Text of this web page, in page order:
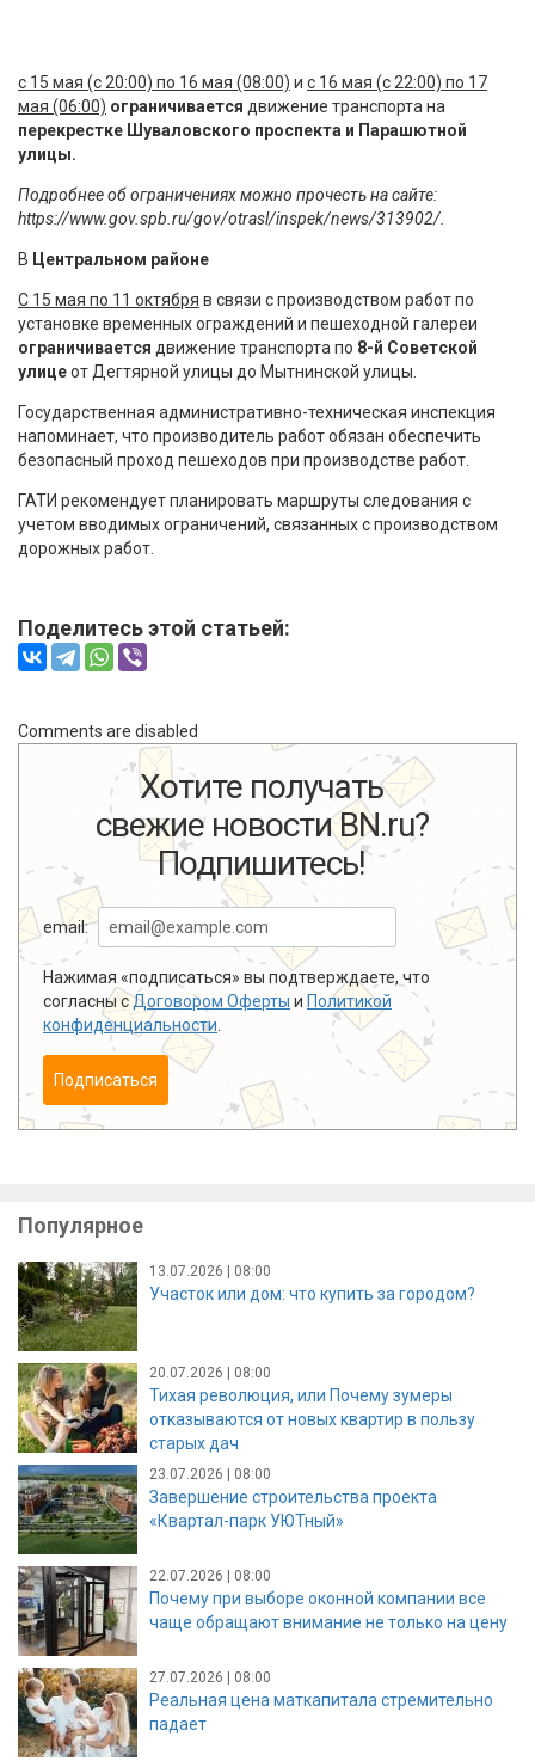
с 15 мая (с 20:00) по 16 мая (08:00) и с 16 мая (с 22:00) по 17
мая (06:00) ограничивается движение транспорта на
перекрестке Шуваловского проспекта и Парашютной
улицы.
Подробнее об ограничениях можно прочесть на сайте:
https://www.gov.spb.ru/gov/otrasl/inspek/news/313902/.
В Центральном районе
С 15 мая по 11 октября в связи с производством работ по
установке временных ограждений и пешеходной галереи
ограничивается движение транспорта по 8-й Советской
улицеот Дегтярной улицы до Мытнинской улицы.
Государственная административно-техническая инспекция
напоминает, что производитель работ обязан обеспечить
безопасный проход пешеходов при производстве работ.
ГАТИ рекомендует планировать маршруты следования с
учетом вводимых ограничений, связанных с производством
дорожных работ.
Поделитесь этой статьей:
Comments are disabled
Хотите получать
свежие новости BN.ru?
Подпишитесь!
email:
Нажимая «подписаться» вы подтверждаете, что
согласны сДоговором Оферты и Политикой
конфиденциальности
Подписаться
Популярное
13.07.2026 | 08:00
Участок или дом: что купить за городом?
20.07.2026 | 08:00
Тихая революция, или Почему зумеры
отказываются от новых квартир в пользу
старых дач
23.07.2026 | 08:00
Завершение строительства проекта
«Квартал-парк УЮТный»
22.07.2026 | 08:00
Почему при выборе оконной компании все
чаще обращают внимание не только на цену
27.07.2026 | 08:00
Реальная цена маткапитала стремительно
падает